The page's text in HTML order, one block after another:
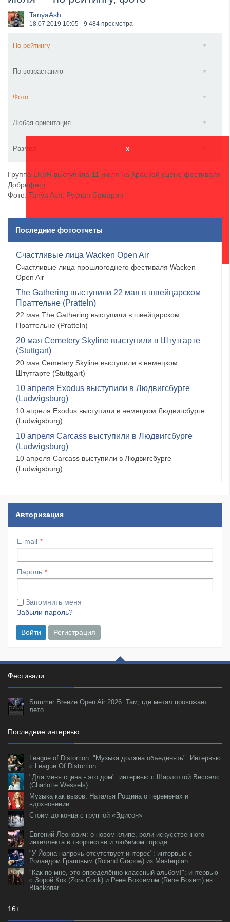
​Anthrax выпустили новый сингл и клип «Everybod...
TanyaAsh
18.07.2019 10:05 9 484 просмотра
По рейтингу
По возрастанию
Фото
Любая ориентация
Размер x
Группа LKVR выступила 11 июля на Красной сцене фестиваля
Доброфест.
Фото: Tanya Ash, Руслан Самарин
Последние фотоотчеты
Счастливые лица Wacken Open Air
Счастливые лица прошлогоднего фестиваля Wacken
Open Air
The Gathering выступили 22 мая в швейцарском
Праттельне (Pratteln)
22 мая The Gathering выступили в швейцарском
Праттельне (Pratteln)
20 мая Cemetery Skyline выступили в Штутгарте
(Stuttgart)
20 мая Cemetery Skyline выступили в немецком
Штутгарте (Stuttgart)
10 апреля Exodus выступили в Людвигсбурге
(Ludwigsburg)
10 апреля Exodus выступили в немецком Людвигсбурге
(Ludwigsburg)
10 апреля Carcass выступили в Людвигсбурге
(Ludwigsburg)
10 апреля Carcass выступили в Людвигсбурге
(Ludwigsburg)
Авторизация
E-mail
Пароль
Запомнить меня
Забыли пароль?
Войти Регистрация
Фестивали
Summer Breeze Open Air 2026: Там, где метал провожает
лето
Последние интервью
League of Distortion: "Музыка должна объединять". Интервью
с League Of Distortion
"Для меня сцена - это дом": интервью с Шарлоттой Весселс
(Charlotte Wessels)
Музыка как вызов: Наталья Рощина о переменах и
вдохновении
Стоим до конца с группой «Эдисон»
Евгений Леонович: о новом клипе, роли искусственного
интеллекта в творчестве и любимом городе
"У Йорна напрочь отсутствует интерес": интервью с
Роландом Граповым (Roland Grapow) из Masterplan
"Как по мне, это определённо классный альбом!": интервью
с Зорой Кок (Zora Cock) и Рене Боксемом (Rene Boxem) из
Blackbriar
16+